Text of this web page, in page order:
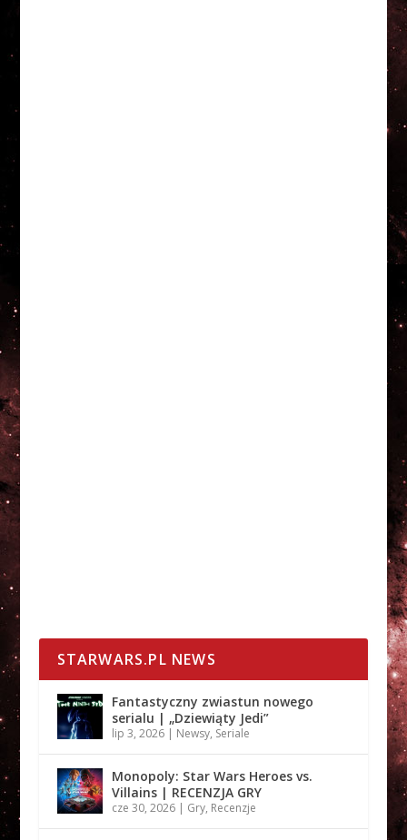
STARWARS.PL NEWS
Fantastyczny zwiastun nowego
serialu | „Dziewiąty Jedi”
lip 3, 2026| Newsy, Seriale
Monopoly: Star Wars Heroes vs.
Villains | RECENZJA GRY
cze 30, 2026| Gry, Recenzje